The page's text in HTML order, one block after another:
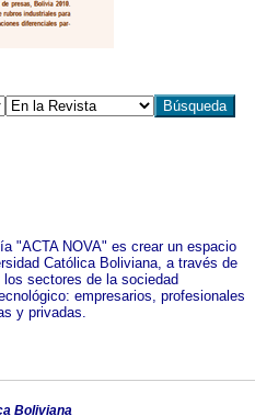
"ACTA NOVA" es crear un espacio
Católica Boliviana, a través de
sectores de la sociedad
empresarios, profesionales
y privadas.
Boliviana